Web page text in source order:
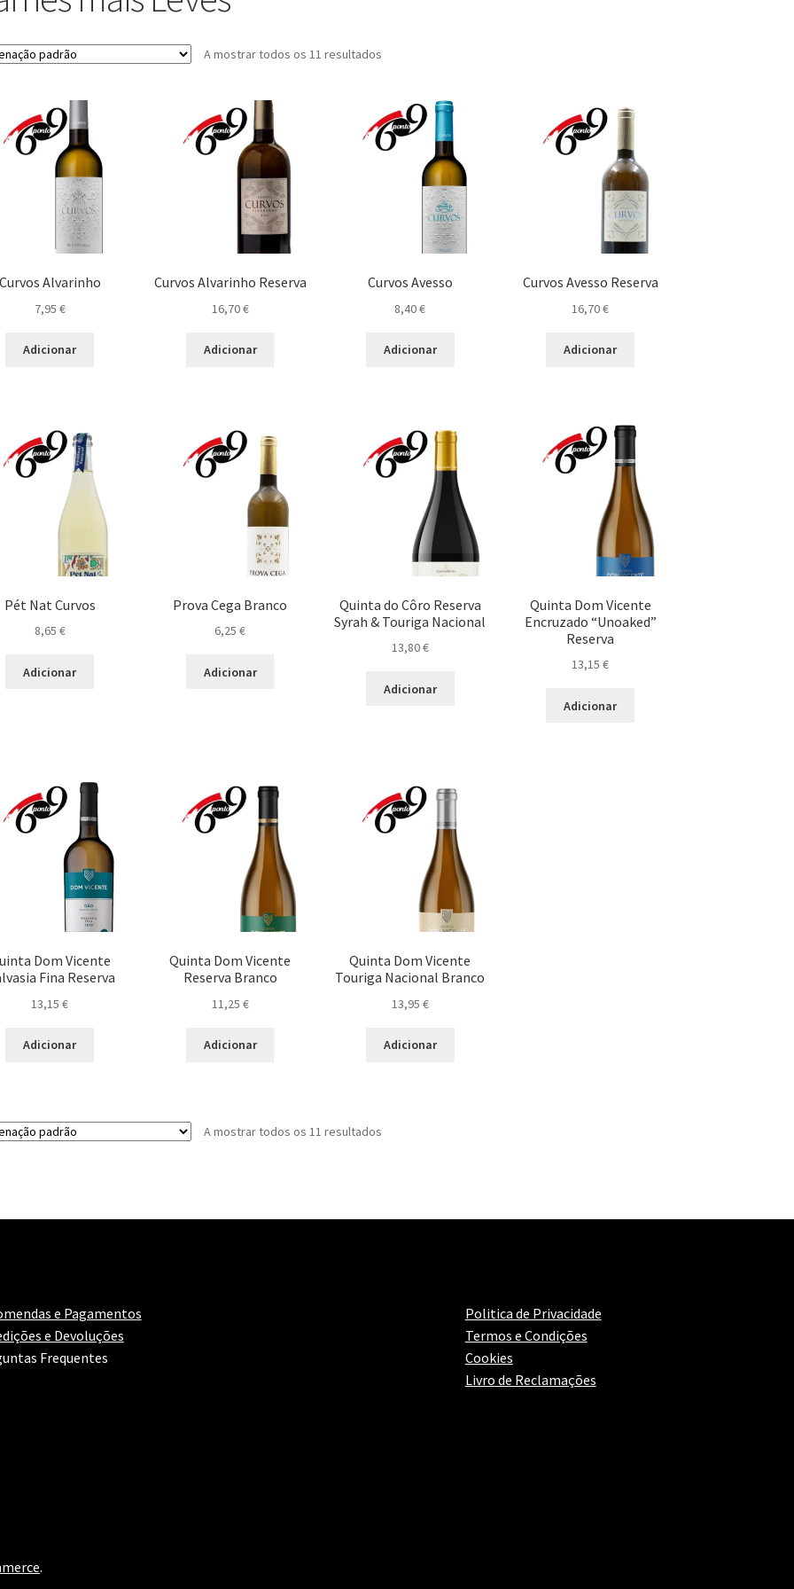
A mostrar todos os 11 resultados
Alvarinho
7,95 €
Adicionar
Curvos Alvarinho Reserva
16,70€
Adicionar
Curvos Avesso
8,40€
Adicionar
Curvos Avesso Reserva
16,70€
Adicionar
Pét Nat Curvos
8,65 €
Adicionar
Prova Cega Branco
6,25€
Adicionar
Quinta do Côro Reserva
Syrah & Touriga Nacional
13,80€
Adicionar
Quinta Dom Vicente
Encruzado “Unoaked”
Reserva
13,15€
Adicionar
Dom Vicente
Fina Reserva
13,15€
Adicionar
Quinta Dom Vicente
Reserva Branco
11,25 €
Adicionar
Quinta Dom Vicente
Touriga Nacional Branco
13,95 €
Adicionar
A mostrar todos os 11 resultados
e Pagamentos
e Devoluções
Frequentes
Politica de Privacidade
Termos e Condições
Cookies
Livro de Reclamações
.